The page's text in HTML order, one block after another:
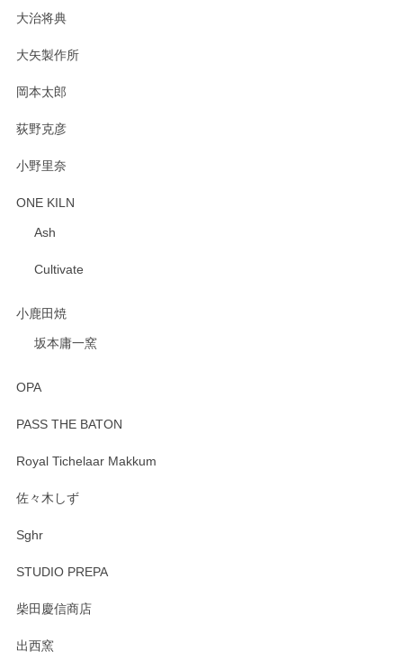
大治将典
大矢製作所
岡本太郎
荻野克彦
小野里奈
ONE KILN
Ash
Cultivate
小鹿田焼
坂本庸一窯
OPA
PASS THE BATON
Royal Tichelaar Makkum
佐々木しず
Sghr
STUDIO PREPA
柴田慶信商店
出西窯